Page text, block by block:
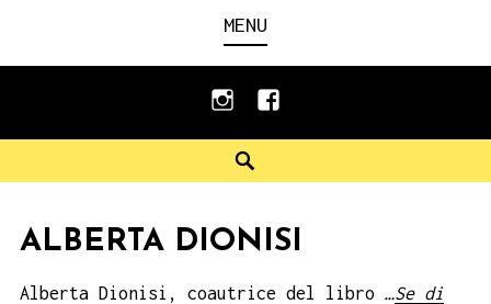
MENU
instagramfacebook
ALBERTA DIONISI
Alberta Dionisi, coautrice del libro …Se di